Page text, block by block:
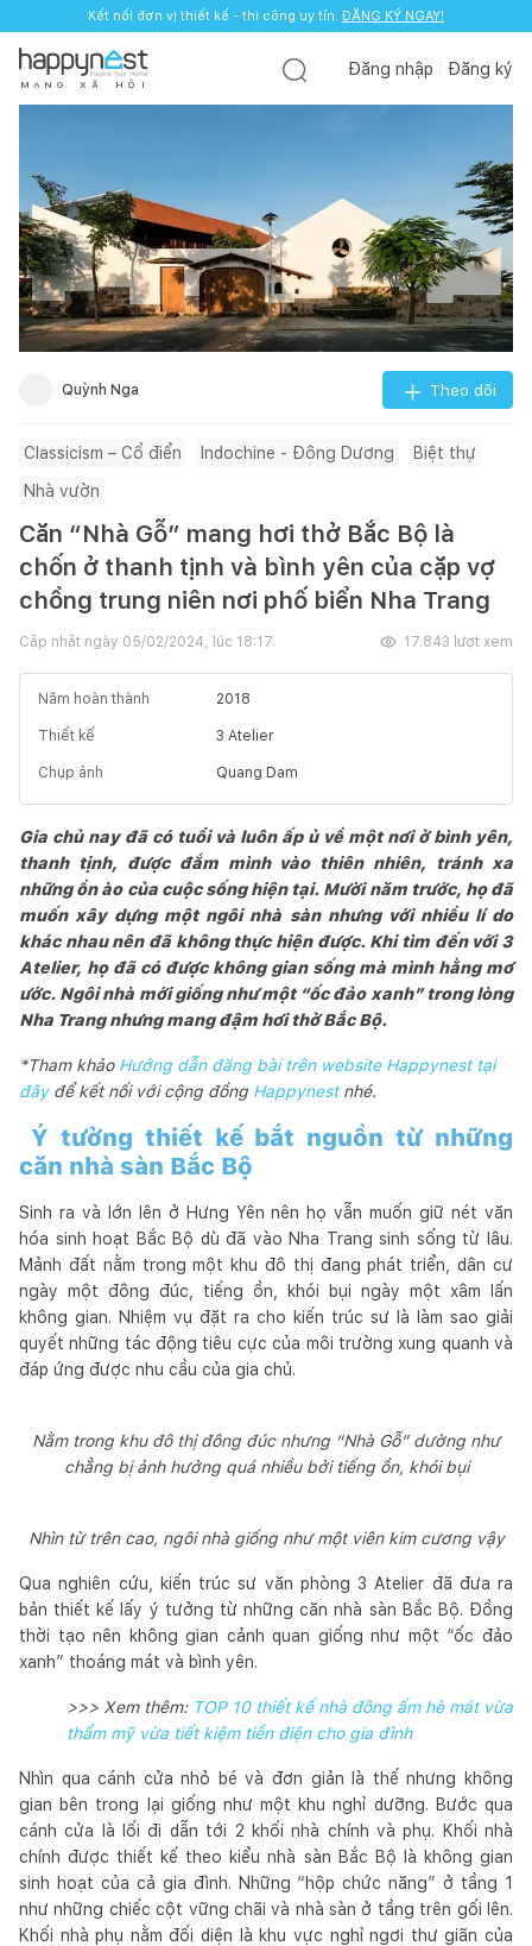
Kết nối đơn vị thiết kế - thi công uy tín. ĐĂNG KÝ NGAY!
M Ạ N G X Ã H Ộ I
Đăng nhập Đăng ký
Quỳnh Nga Theo dõi
Classicism – Cổ điển Indochine - Đông Dương
Biệt thự
Nhà vườn
Căn “Nhà Gỗ” mang hơi thở Bắc Bộ là
chốn ở thanh tịnh và bình yên của cặp vợ
chồng trung niên nơi phố biển Nha Trang
Cập nhật ngày 05/02/2024, lúc 18:17 17.843 lượt xem
Năm hoàn thành 2018
Thiết kế 3 Atelier
Chụp ảnh Quang Dam
Gia chủ nay đã có tuổi và luôn ấp ủ về một nơi ở bình yên,
thanh tịnh, được đắm mình vào thiên nhiên, tránh xa
những ồn ào của cuộc sống hiện tại. Mười năm trước, họ đã
muốn xây dựng một ngôi nhà sàn nhưng với nhiều lí do
khác nhau nên đã không thực hiện được. Khi tìm đến với 3
Atelier, họ đã có được không gian sống mà mình hằng mơ
ước. Ngôi nhà mới giống như một “ốc đảo xanh” trong lòng
Nha Trang nhưng mang đậm hơi thở Bắc Bộ.
*Tham khảo Hướng dẫn đăng bài trên website Happynest tại
đâyđể kết nối với cộng đồng Happynest nhé.
Ý tưởng thiết kế bắt nguồn từ những
căn nhà sàn Bắc Bộ
Sinh ra và lớn lên ở Hưng Yên nên họ vẫn muốn giữ nét văn
hóa sinh hoạt Bắc Bộ dù đã vào Nha Trang sinh sống từ lâu.
Mảnh đất nằm trong một khu đô thị đang phát triển, dân cư
ngày một đông đúc, tiếng ồn, khói bụi ngày một xâm lấn
không gian. Nhiệm vụ đặt ra cho kiến trúc sư là làm sao giải
quyết những tác động tiêu cực của môi trường xung quanh và
đáp ứng được nhu cầu của gia chủ.
Nằm trong khu đô thị đông đúc nhưng “Nhà Gỗ” dường như
chẳng bị ảnh hưởng quá nhiều bởi tiếng ồn, khói bụi
Nhìn từ trên cao, ngôi nhà giống như một viên kim cương vậy
Qua nghiên cứu, kiến trúc sư văn phòng 3 Atelier đã đưa ra
bản thiết kế lấy ý tưởng từ những căn nhà sàn Bắc Bộ. Đồng
thời tạo nên không gian cảnh quan giống như một “ốc đảo
xanh” thoáng mát và bình yên.
>>> Xem thêm: TOP 10 thiết kế nhà đông ấm hè mát vừa
thẩm mỹ vừa tiết kiệm tiền điện cho gia đình
Nhìn qua cánh cửa nhỏ bé và đơn giản là thế nhưng không
gian bên trong lại giống như một khu nghỉ dưỡng. Bước qua
cánh cửa là lối đi dẫn tới 2 khối nhà chính và phụ. Khối nhà
chính được thiết kế theo kiểu nhà sàn Bắc Bộ là không gian
sinh hoạt của cả gia đình. Những “hộp chức năng” ở tầng 1
như những chiếc cột vững chãi và nhà sàn ở tầng trên gối lên.
Khối nhà phụ nằm đối diện là khu vực nghỉ ngơi thư giãn của